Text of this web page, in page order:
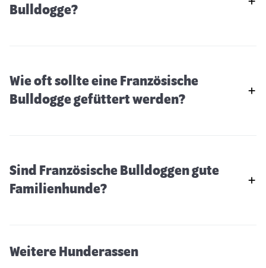
Bulldogge?
Wie oft sollte eine Französische
Bulldogge gefüttert werden?
Sind Französische Bulldoggen gute
Familienhunde?
Weitere Hunderassen
Laika